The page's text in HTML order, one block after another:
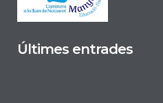
Últimes entrades